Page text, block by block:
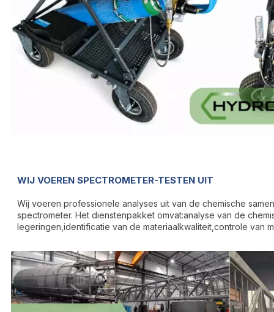
WIJ VOEREN SPECTROMETER-TESTEN UIT
Wij voeren professionele analyses uit van de chemische
spectrometer. Het dienstenpakket omvat:analyse van de
legeringen,identificatie van de materiaalkwaliteit,controle van